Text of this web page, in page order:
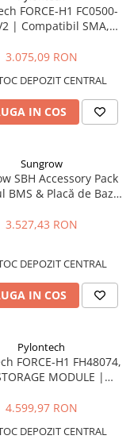
FORCE-H1 FC0500-
| Compatibil SMA,
Sofar
3.075,09 RON
DEPOZIT CENTRAL
IN COS
Sungrow
SBH Accessory Pack
BMS & Placă de Bază
SBH
3.527,43 RON
DEPOZIT CENTRAL
IN COS
Pylontech
FORCE-H1 FH48074,
MODULE |
Goodwe, Sofar
4.599,97 RON
DEPOZIT CENTRAL